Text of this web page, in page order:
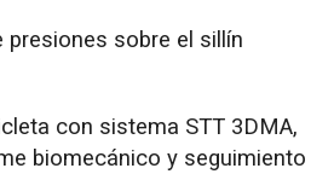
presiones sobre el sillín
con sistema STT 3DMA,
biomecánico y seguimiento